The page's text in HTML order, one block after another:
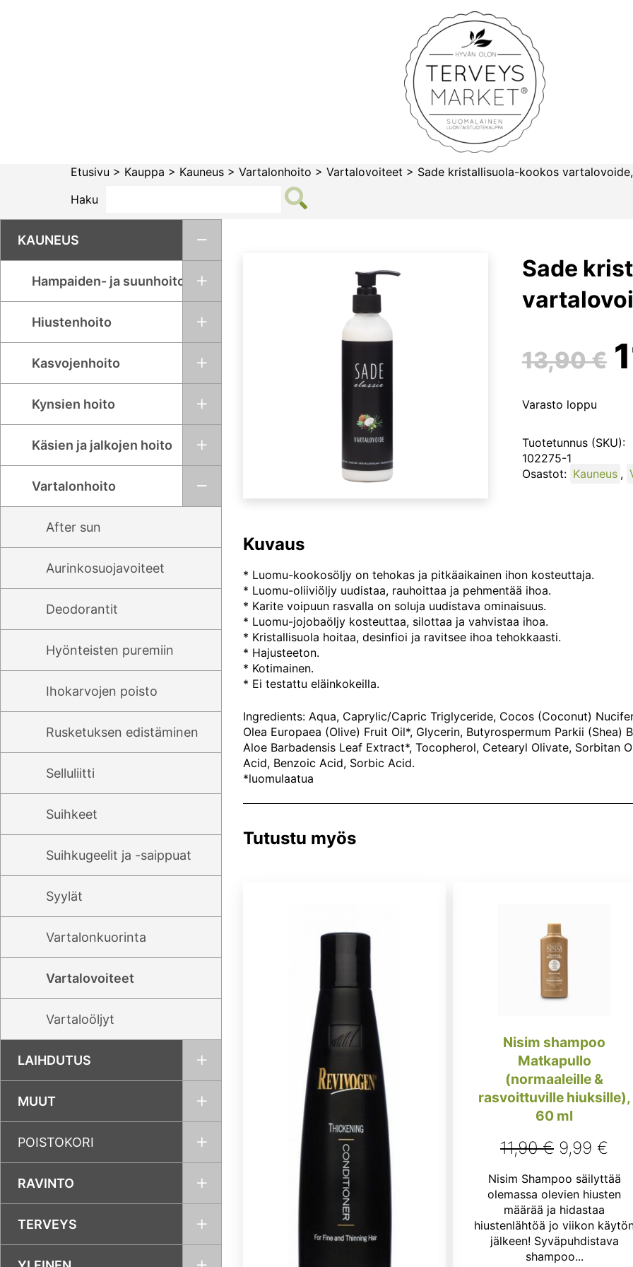
Terveysmarket
Etusivu > Kauppa > Kauneus > Vartalonhoito > Vartalovoiteet > Sade kristallisuola-kookos
Haku
KAUNEUS
Hampaiden- ja suunhoito
Hiustenhoito
Kasvojenhoito
Kynsien hoito
Käsien ja jalkojen hoito
Vartalonhoito
After sun
Aurinkosuojavoiteet
Deodorantit
Hyönteisten puremiin
Ihokarvojen poisto
Rusketuksen edistäminen
Selluliitti
Suihkeet
Suihkugeelit ja -saippuat
Syylät
Vartalonkuorinta
Vartalovoiteet
Vartaloöljyt
LAIHDUTUS
MUUT
POISTOKORI
RAVINTO
TERVEYS
Sade
13,90€
Varasto loppu
Tuotetunnus (SKU):
102275-1
Osastot: Kauneus ,
Kuvaus
* Luomu-kookosöljy on tehokas ja pitkäaikainen ihon kosteuttaja.
* Luomu-oliiviöljy uudistaa, rauhoittaa ja pehmentää ihoa.
* Karite voipuun rasvalla on soluja uudistava ominaisuus.
* Luomu-jojobaöljy kosteuttaa, silottaa ja vahvistaa ihoa.
* Kristallisuola hoitaa, desinfioi ja ravitsee ihoa tehokkaasti.
* Hajusteeton.
* Kotimainen.
* Ei testattu eläinkokeilla.
Ingredients: Aqua, Caprylic/Capric Triglyceride, Cocos (Coconut)
Olea Europaea (Olive) Fruit Oil*, Glycerin, Butyrospermum Parkii (Shea)
Aloe Barbadensis Leaf Extract*, Tocopherol, Cetearyl Olivate, Sorbitan
Acid, Benzoic Acid, Sorbic Acid.
*luomulaatua
Tutustu myös
Nisim shampoo
Matkapullo
(normaaleille &
rasvoittuville hiuksille),
60 ml
11,90€
hinta
oli:
11,90 €.
9,99 €
on:
Nisim Shampoo säilyttää
olemassa olevien hiusten
määrää ja hidastaa
hiustenlähtöä jo viikon
jälkeen! Syväpuhdistava
shampoo...